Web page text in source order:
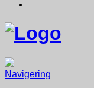
Navigering